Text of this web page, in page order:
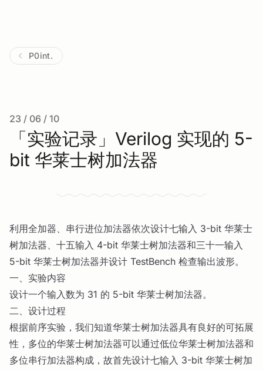
P0int.
23 / 06 / 10
「实验记录」Verilog 实现的 5-
bit 华莱士树加法器
利用全加器、串行进位加法器依次设计七输入 3-bit 华莱士
树加法器、十五输入 4-bit 华莱士树加法器和三十一输入
5-bit 华莱士树加法器并设计 TestBench 检查输出波形。
一、实验内容
设计一个输入数为 31 的 5-bit 华莱士树加法器。
二、设计过程
根据前序实验，我们知道华莱士树加法器具有良好的可拓展
性，多位的华莱士树加法器可以通过低位华莱士树加法器和
多位串行加法器构成，故首先设计七输入 3-bit 华莱士树加